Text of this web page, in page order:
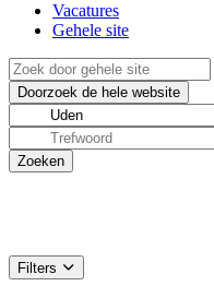
Vacatures
Gehele site
Filters